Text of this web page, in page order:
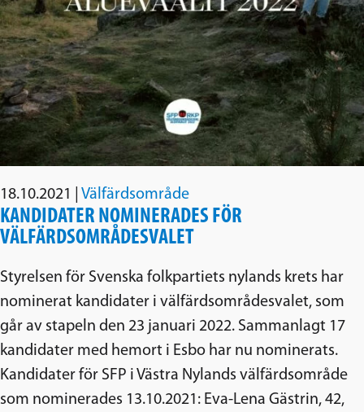
18.10.2021 Välfärdsområde
KANDIDATER NOMINERADES FÖR
VÄLFÄRDSOMRÅDESVALET
Styrelsen för Svenska folkpartiets nylands krets har
nominerat kandidater i välfärdsområdesvalet, som
går av stapeln den 23 januari 2022. Sammanlagt 17
kandidater med hemort i Esbo har nu nominerats.
Kandidater för SFP i Västra Nylands välfärdsområde
som nominerades 13.10.2021: Eva-Lena Gästrin, 42,